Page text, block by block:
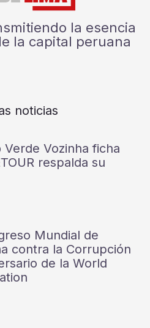
la esencia
la capital peruana
noticias
Vozinha ficha
respalda su
Mundial de
contra la Corrupción
de la World